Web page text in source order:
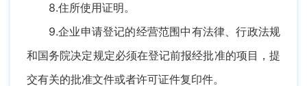
8.住所使用证明。
9.企业申请登记的经营范围中有法律、行政法规
和国务院决定规定必须在登记前报经批准的项目，提
交有关的批准文件或者许可证件复印件。